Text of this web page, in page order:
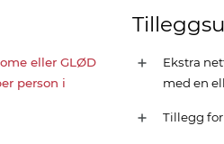
eller GLØD
person i
Ekstra
med en
Tillegg